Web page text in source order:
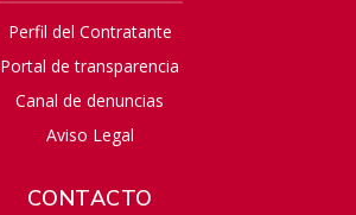
Perfil del Contratante
Portal de transparencia
Canal de denuncias
Aviso Legal
CONTACTO